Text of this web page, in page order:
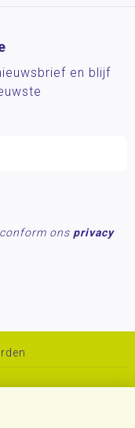
en blijf
ons privacy